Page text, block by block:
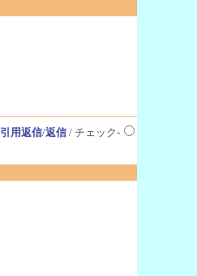
引用返信/返信/ チェック-